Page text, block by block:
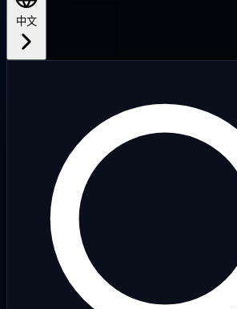
中文